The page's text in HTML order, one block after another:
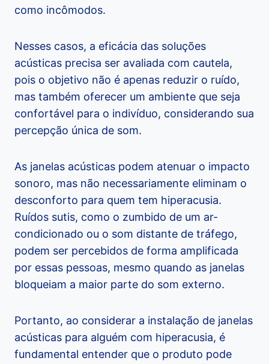
como incômodos.
Nesses casos, a eficácia das soluções
acústicas precisa ser avaliada com cautela,
pois o objetivo não é apenas reduzir o ruído,
mas também oferecer um ambiente que seja
confortável para o indivíduo, considerando sua
percepção única de som.
As janelas acústicas podem atenuar o impacto
sonoro, mas não necessariamente eliminam o
desconforto para quem tem hiperacusia.
Ruídos sutis, como o zumbido de um ar-
condicionado ou o som distante de tráfego,
podem ser percebidos de forma amplificada
por essas pessoas, mesmo quando as janelas
bloqueiam a maior parte do som externo.
Portanto, ao considerar a instalação de janelas
acústicas para alguém com hiperacusia, é
fundamental entender que o produto pode